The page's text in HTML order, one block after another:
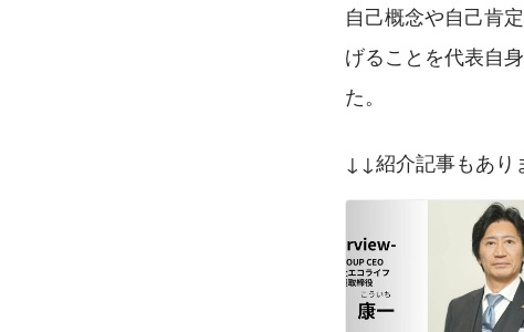
自己概念や自己肯
げることを代表自
た。
↓↓紹介記事もあり